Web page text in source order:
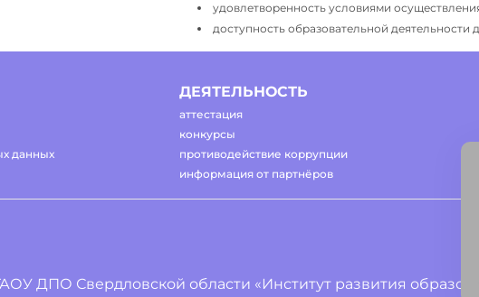
удовлетворенность условиями
доступность образовательной деятельности
данных
ДЕЯТЕЛЬНОСТЬ
аттестация
конкурсы
противодействие коррупции
информация от партнёров
ДПО Свердловской области «Институт развития